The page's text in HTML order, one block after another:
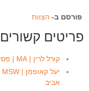
פורסם ב- הצוות
פריטים קשורים
קורל לרין | MA | פסיכותרפיסטית אינטגרטיבית בתל אביב
אביב